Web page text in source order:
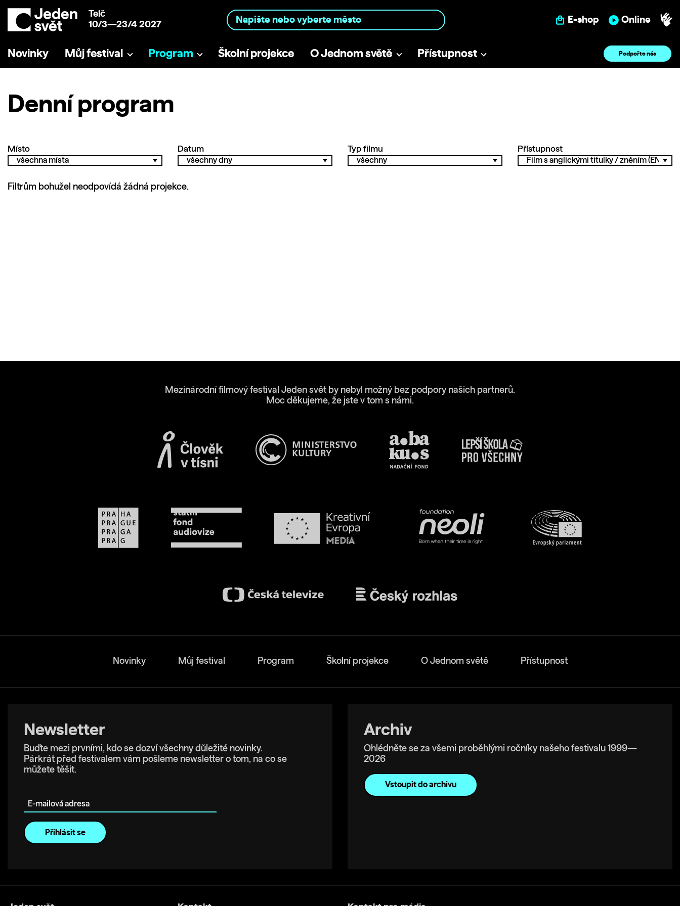
Telč
10/3—23/4 2027
E-shop Online
Novinky Můj festival Program Školní projekce O Jednom světě Přístupnost Podpořte nás
Denní program
Místo Datum Typ filmu Přístupnost
Filtrům bohužel neodpovídá žádná projekce.
Mezinárodní filmový festival Jeden svět by nebyl možný bez podpory našich partnerů.
Moc děkujeme, že jste v tom s námi.
Novinky Můj festival Program Školní projekce O Jednom světě Přístupnost
Newsletter
Buďte mezi prvními, kdo se dozví všechny důležité novinky.
Párkrát před festivalem vám pošleme newsletter o tom, na co se
můžete těšit.
Archiv
Ohlédněte se za všemi proběhlými ročníky našeho festivalu 1999—
2026
Vstoupit do archivu